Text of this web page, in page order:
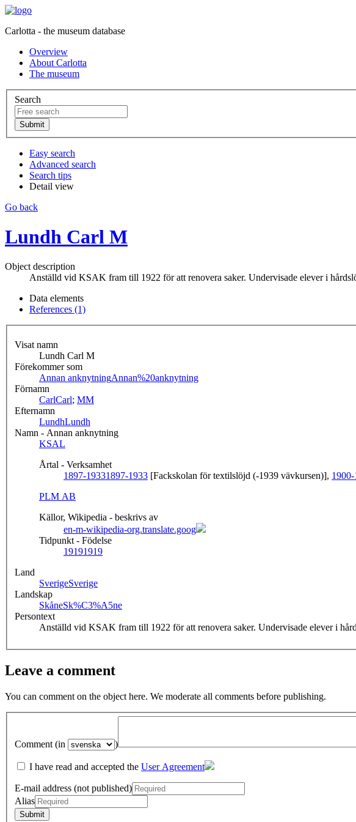
Carlotta - the museum database
Overview
About Carlotta
The museum
Search
Easy search
Advanced search
Search tips
Detail view
Go back
Lundh Carl M
Object description
Anställd vid KSAK fram till 1922 för att renovera saker. Undervisade elever i
Data elements
References (1)
Visat namn
Lundh Carl M
Förekommer som
Annan anknytningAnnan%20anknytning
Förnamn
CarlCarl; MM
Efternamn
LundhLundh
Namn - Annan anknytning
KSAL
Årtal - Verksamhet
1897-19331897-1933 [Fackskolan för textilslöjd (-1939 vävkursen)],
PLM AB
Källor, Wikipedia - beskrivs av
en-m-wikipedia-org.translate.goog
Tidpunkt - Födelse
19191919
Land
SverigeSverige
Landskap
SkåneSk%C3%A5ne
Persontext
Anställd vid KSAK fram till 1922 för att renovera saker. Undervisade elever i
Leave a comment
You can comment on the object here. We moderate all comments before publishing.
Comment (in )
I have read and accepted the User Agreement
E-mail address (not published)
Alias